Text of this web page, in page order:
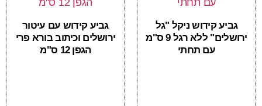
גביע קידוש ניקל "גל
ירושלים" ללא רגל 9 ס"מ
עם תחתי
גביע קידוש עם עיטור
ירושלים וכיתוב בורא פרי
הגפן 12 ס"מ